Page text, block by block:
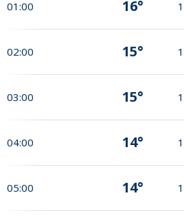
01:00 16°
02:00 15°
03:00 15°
04:00 14°
05:00 14°